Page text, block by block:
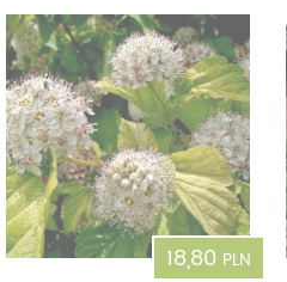
18,80 PLN